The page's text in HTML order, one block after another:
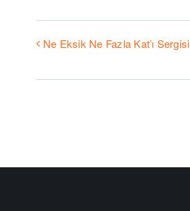
Ne Eksik Ne Fazla Kat’ı Sergisi